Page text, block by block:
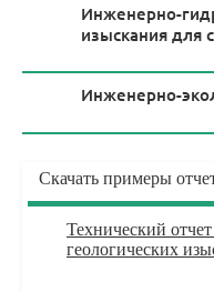
Инженерно-
изыскания для
Инженерно-
Скачать примеры
Технический
геологических